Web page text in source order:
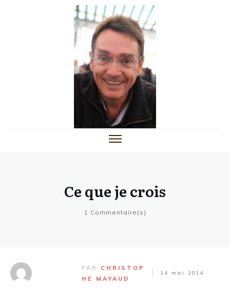
Ce que je crois
1 Commentaire(s)
PAR CHRISTOP
HE MAYAUD
14 mai 2014